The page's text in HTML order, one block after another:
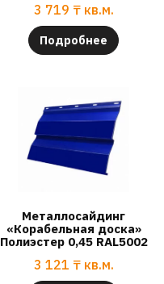
3 719 ₸ кв.м.
Подробнее
Металлосайдинг
«Корабельная доска»
Полиэстер 0,45 RAL5002
3 121 ₸ кв.м.